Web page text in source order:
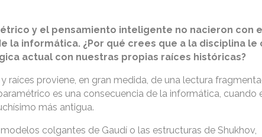
y el pensamiento inteligente no nacieron con
la informática. ¿Por qué crees que a la disciplina le
actual con nuestras propias raíces históricas?
raíces proviene, en gran medida, de una lectura
es una consecuencia de la informática, cuando
más antigua.
colgantes de Gaudí o las estructuras de Shukhov,